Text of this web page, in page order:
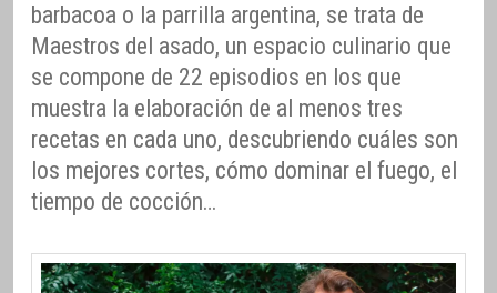
barbacoa o la parrilla argentina, se trata de
Maestros del asado, un espacio culinario que
se compone de 22 episodios en los que
muestra la elaboración de al menos tres
recetas en cada uno, descubriendo cuáles son
los mejores cortes, cómo dominar el fuego, el
tiempo de cocción…